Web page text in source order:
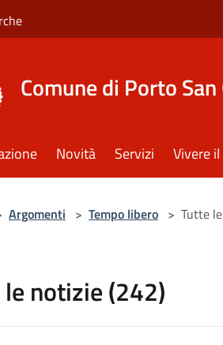
Comune di Porto
Novità Servizi Vivere
Argomenti > Tempo libero > Tutte
notizie (242)